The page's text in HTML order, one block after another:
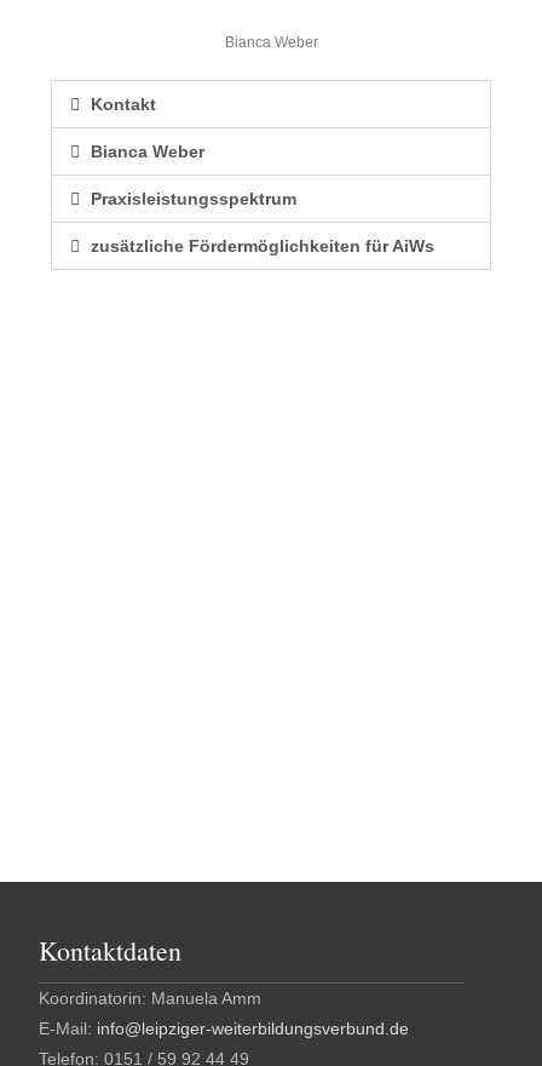
Bianca Weber
Kontakt
Bianca Weber
Praxisleistungsspektrum
zusätzliche Fördermöglichkeiten für AiWs
Kontaktdaten
Koordinatorin: Manuela Amm
E-Mail: info@leipziger-weiterbildungsverbund.de
Telefon: 0151 / 59 92 44 49